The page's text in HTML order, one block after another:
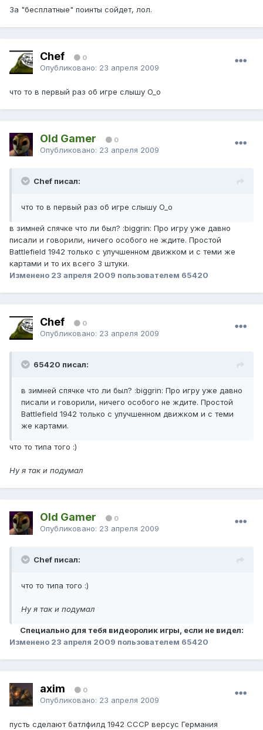
За "бесплатные" поинты сойдет, лол.
Chef 0
Опубликовано: 23 апреля 2009
что то в первый раз об игре слышу O_o
Old Gamer 0
Опубликовано: 23 апреля 2009
Chef писал:
что то в первый раз об игре слышу O_o
в зимней спячке что ли был? :biggrin: Про игру уже давно
писали и говорили, ничего особого не ждите. Простой
Battlefield 1942 только с улучшенном движком и с теми же
картами и то их всего 3 штуки.
Изменено 23 апреля 2009 пользователем 65420
Chef 0
Опубликовано: 23 апреля 2009
65420 писал:
в зимней спячке что ли был? :biggrin: Про игру уже давно
писали и говорили, ничего особого не ждите. Простой
Battlefield 1942 только с улучшенном движком и с теми
же картами.
что то типа того :)
Ну я так и подумал
Old Gamer 0
Опубликовано: 23 апреля 2009
Chef писал:
что то типа того :)
Ну я так и подумал
Специально для тебя видеоролик игры, если не видел:
Изменено 23 апреля 2009 пользователем 65420
axim 0
Опубликовано: 23 апреля 2009
пусть сделают батлфилд 1942 СССР версус Германия